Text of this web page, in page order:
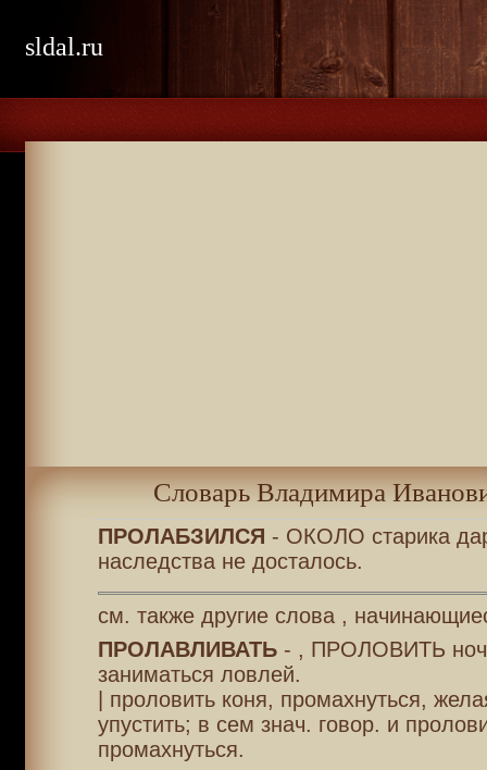
sldal.ru
Словарь Владимира
ПРОЛАБЗИЛСЯ - ОКОЛО старика
наследства не досталось.
см. также другие слова ,
ПРОЛАВЛИВАТЬ- , ПРОЛОВИТЬ
заниматься ловлей.
| проловить коня, промахнуться,
упустить; в сем знач. говор. и
промахнуться.